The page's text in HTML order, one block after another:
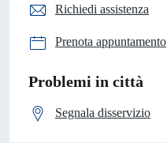
Richiedi assistenza
Prenota appuntamento
Problemi in città
Segnala disservizio